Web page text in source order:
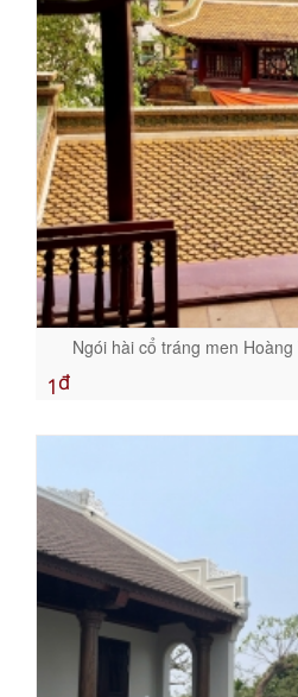
Ngói hài cổ tráng men
1đ